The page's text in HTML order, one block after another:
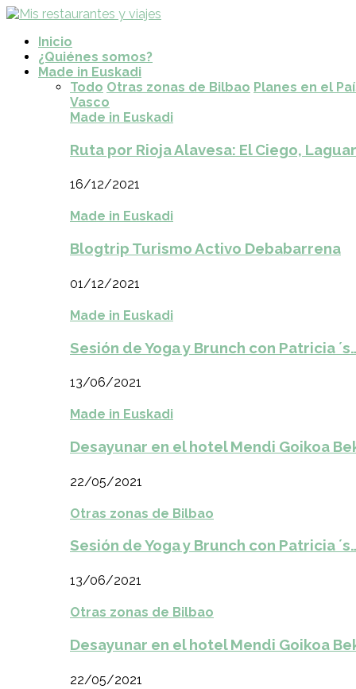
Inicio
¿Quiénes somos?
Made in Euskadi
Todo Otras zonas de Bilbao Planes en el
Vasco
Made in Euskadi
Ruta por Rioja Alavesa: El Ciego,
16/12/2021
Made in Euskadi
Blogtrip Turismo Activo Debabarrena
01/12/2021
Made in Euskadi
Sesión de Yoga y Brunch con Patricia
13/06/2021
Made in Euskadi
Desayunar en el hotel Mendi Goikoa
22/05/2021
Otras zonas de Bilbao
Sesión de Yoga y Brunch con Patricia
13/06/2021
Otras zonas de Bilbao
Desayunar en el hotel Mendi Goikoa
22/05/2021